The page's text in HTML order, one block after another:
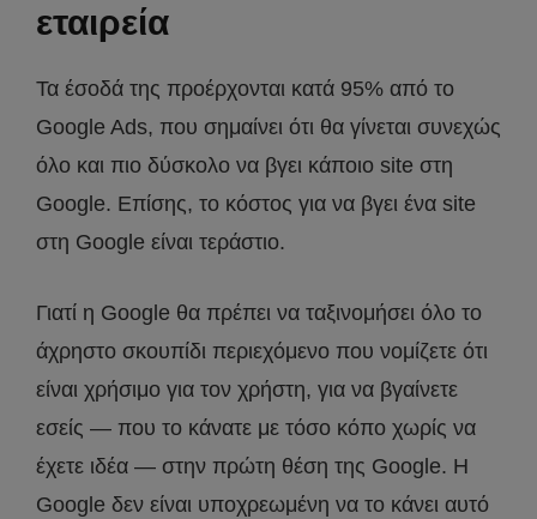
εταιρεία
Τα έσοδά της προέρχονται κατά 95% από το
Google Ads, που σημαίνει ότι θα γίνεται συνεχώς
όλο και πιο δύσκολο να βγει κάποιο site στη
Google. Επίσης, το κόστος για να βγει ένα site
στη Google είναι τεράστιο.
Γιατί η Google θα πρέπει να ταξινομήσει όλο το
άχρηστο σκουπίδι περιεχόμενο που νομίζετε ότι
είναι χρήσιμο για τον χρήστη, για να βγαίνετε
εσείς — που το κάνατε με τόσο κόπο χωρίς να
έχετε ιδέα — στην πρώτη θέση της Google. Η
Google δεν είναι υποχρεωμένη να το κάνει αυτό